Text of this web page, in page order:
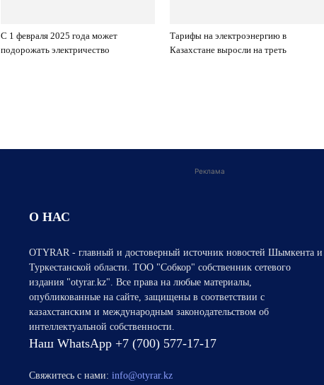
С 1 февраля 2025 года может
подорожать электричество
Тарифы на электроэнергию в
Казахстане выросли на треть
Реклама
О НАС
OTYRAR - главный и достоверный источник новостей Шымкента и
Туркестанской области. ТОО "Собкор" собственник сетевого
издания "otyrar.kz". Все права на любые материалы,
опубликованные на сайте, защищены в соответствии с
казахстанским и международным законодательством об
интеллектуальной собственности.
Наш WhatsApp +7 (700) 577-17-17
Свяжитесь с нами: info@otyrar.kz